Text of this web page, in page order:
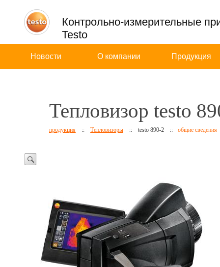
Контрольно-измерительные
Testo
Новости О компании Продукция
Тепловизор testo
продукция :: Тепловизоры :: testo 890-2 :: общие сведения